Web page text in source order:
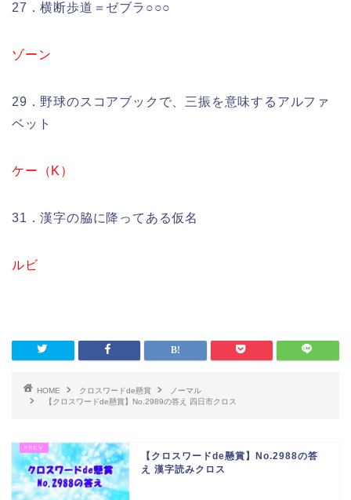
27．横断歩道＝ゼブラ○○○
ゾーン
29．野球のスコアブックで、三振を意味するアルファ
ベット
ケー（K）
31．漢字の脇に降ってある仮名
ルビ
HOME クロスワードde懸賞
ノーマル
【クロスワードde懸賞】No.2989の答え 四日市クロス
【クロスワードde懸賞】No.2988の答
え 漢字読みクロス